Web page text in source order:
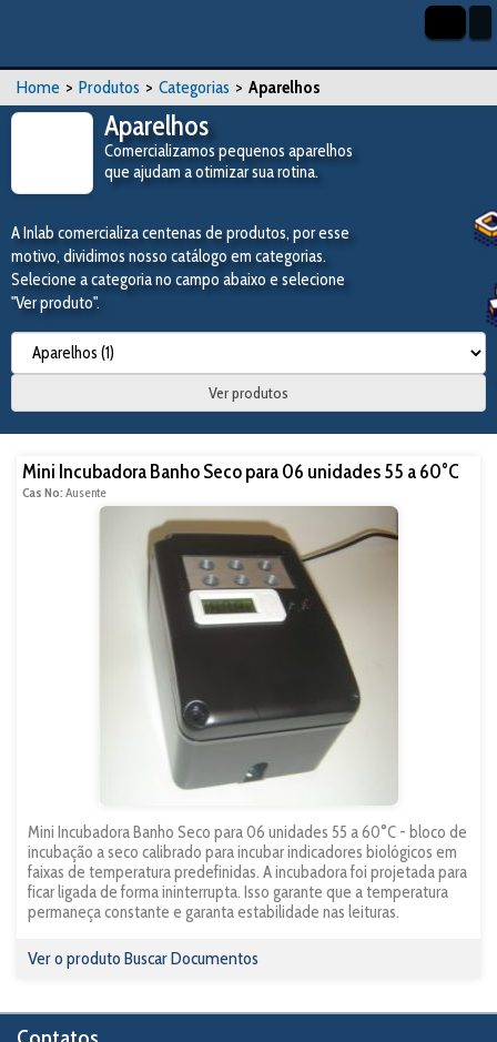
Home > Produtos > Categorias > Aparelhos
Aparelhos
Comercializamos pequenos aparelhos
que ajudam a otimizar sua rotina.
A Inlab comercializa centenas de produtos, por esse
motivo, dividimos nosso catálogo em categorias.
Selecione a categoria no campo abaixo e selecione
"Ver produto".
Ver produtos
Mini Incubadora Banho Seco para 06 unidades 55 a 60°C
Cas No: Ausente
Mini Incubadora Banho Seco para 06 unidades 55 a 60°C - bloco de
incubação a seco calibrado para incubar indicadores biológicos em
faixas de temperatura predefinidas. A incubadora foi projetada para
ficar ligada de forma ininterrupta. Isso garante que a temperatura
permaneça constante e garanta estabilidade nas leituras.
Ver o produto Buscar Documentos